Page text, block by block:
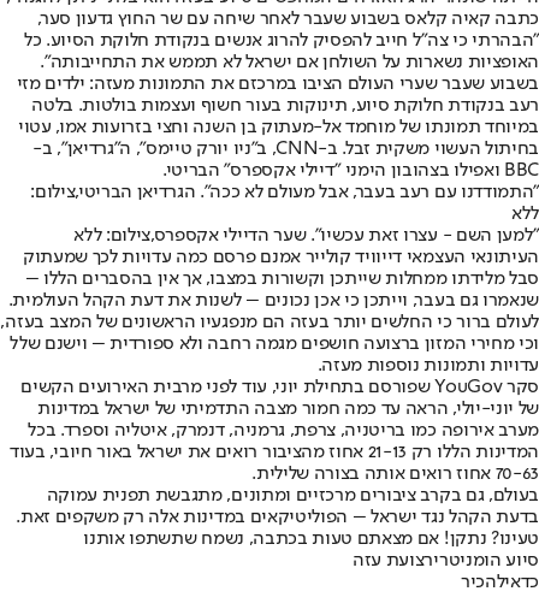
כתבה קאיה קלאס בשבוע שעבר לאחר שיחה עם שר החוץ גדעון סער,
"הבהרתי כי צה"ל חייב להפסיק להרוג אנשים בנקודת חלוקת הסיוע. כל
האופציות נשארות על השולחן אם ישראל לא תממש את התחייבותה".
בשבוע שעבר שערי העולם הציבו במרכזם את התמונות מעזה: ילדים מזי
רעב בנקודת חלוקת סיוע, תינוקות בעור חשוף ועצמות בולטות. בלטה
במיוחד תמונתו של מוחמד אל-מעתוק בן השנה וחצי בזרועות אמו, עטוי
בחיתול העשוי משקית זבל. ב-CNN, ב"ניו יורק טיימס", ה"גרדיאן", ב-
BBC ואפילו בצהובון הימני "דיילי אקספרס" הבריטי.
"התמודדנו עם רעב בעבר, אבל מעולם לא ככה". הגרדיאן הבריטי,צילום:
ללא
"למען השם - עצרו זאת עכשיו". שער הדיילי אקספרס,צילום: ללא
העיתונאי העצמאי דייוויד קולייר אמנם פרסם כמה עדויות לכך שמעתוק
סבל מלידתו ממחלות שייתכן וקשורות במצבו, אך אין בהסברים הללו –
שנאמרו גם בעבר, וייתכן כי אכן נכונים – לשנות את דעת הקהל העולמית.
לעולם ברור כי החלשים יותר בעזה הם מנפגעיו הראשונים של המצב בעזה,
וכי מחירי המזון ברצועה חושפים מגמה רחבה ולא ספורדית – וישנם שלל
עדויות ותמונות נוספות מעזה.
סקר YouGov שפורסם בתחילת יוני, עוד לפני מרבית האירועים הקשים
של יוני-יולי, הראה עד כמה חמור מצבה התדמיתי של ישראל במדינות
מערב אירופה כמו בריטניה, צרפת, גרמניה, דנמרק, איטליה וספרד. בכל
המדינות הללו רק 21-13 אחוז מהציבור רואים את ישראל באור חיובי, בעוד
70-63 אחוז רואים אותה בצורה שלילית.
בעולם, גם בקרב ציבורים מרכזיים ומתונים, מתגבשת תפנית עמוקה
בדעת הקהל נגד ישראל – הפוליטיקאים במדינות אלה רק משקפים זאת.
טעינו? נתקן! אם מצאתם טעות בכתבה, נשמח שתשתפו אותנו
סיוע הומניטרירצועת עזה
כדאילהכיר